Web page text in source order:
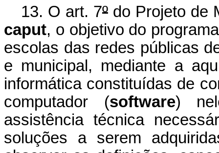
13. O art. 7º do Projeto de
caput, o objetivo do
escolas das redes públicas
e municipal, mediante a
informática constituídas de
computador (software)
assistência técnica
soluções a serem